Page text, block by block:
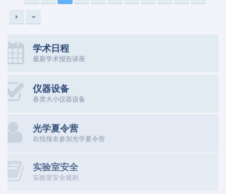
学术日程
最新学术报告讲座
仪器设备
各类大小仪器设备
光学夏令营
在线报名参加光学夏令营
实验室安全
实验室安全规则